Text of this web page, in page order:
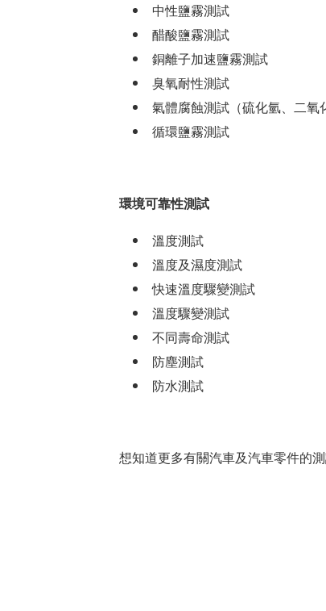
中性鹽霧測試
醋酸鹽霧測試
銅離子加速鹽霧測試
臭氧耐性測試
氣體腐蝕測試（硫化氫、二氧
循環鹽霧測試
環境可靠性測試
溫度測試
溫度及濕度測試
快速溫度驟變測試
溫度驟變測試
不同壽命測試
防塵測試
防水測試
想知道更多有關汽車及汽車零件的測